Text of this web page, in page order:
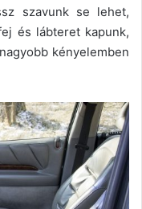
szavunk se lehet,
és lábteret kapunk,
kényelemben